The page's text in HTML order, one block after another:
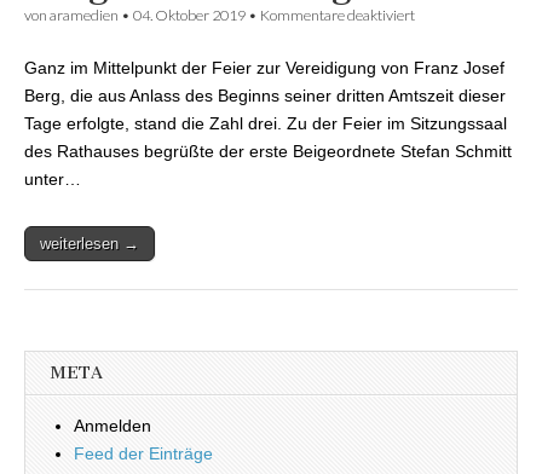
von aramedien • 04. Oktober 2019 • Kommentare deaktiviert
Bürgermeister
begonnen
Ganz im Mittelpunkt der Feier zur Vereidigung von Franz Josef
Berg, die aus Anlass des Beginns seiner dritten Amtszeit dieser
Tage erfolgte, stand die Zahl drei. Zu der Feier im Sitzungssaal
des Rathauses begrüßte der erste Beigeordnete Stefan Schmitt
unter…
weiterlesen →
META
Anmelden
Feed der Einträge